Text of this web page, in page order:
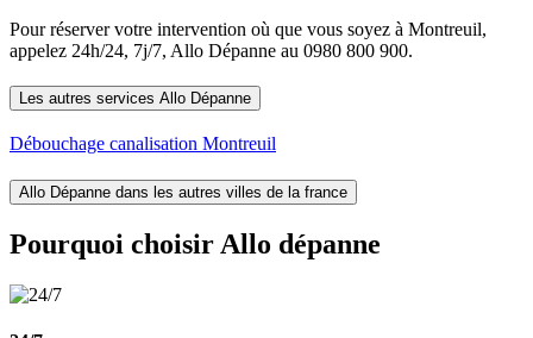
Pour réserver votre intervention où que vous soyez à Montreuil,
appelez 24h/24, 7j/7, Allo Dépanne au 0980 800 900.
Les autres services Allo Dépanne
Débouchage canalisation Montreuil
Allo Dépanne dans les autres villes de la france
Pourquoi choisir Allo dépanne